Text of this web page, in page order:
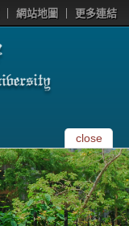
網站地圖 更多連結
close